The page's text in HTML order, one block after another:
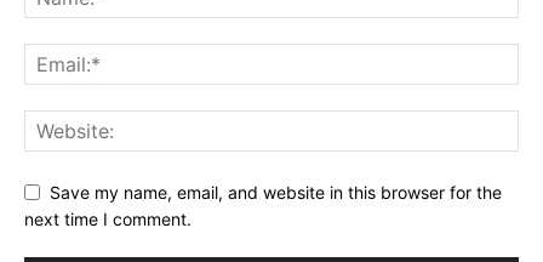
Save my name, email, and website in this browser for the
next time I comment.